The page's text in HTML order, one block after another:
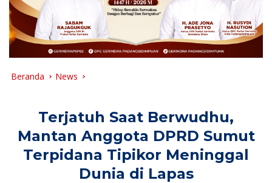
Beranda News
Terjatuh Saat Berwudhu,
Mantan Anggota DPRD Sumut
Terpidana Tipikor Meninggal
Dunia di Lapas